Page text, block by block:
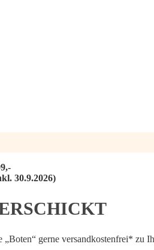
30.9.2026)
gerne versandkostenfrei* zu